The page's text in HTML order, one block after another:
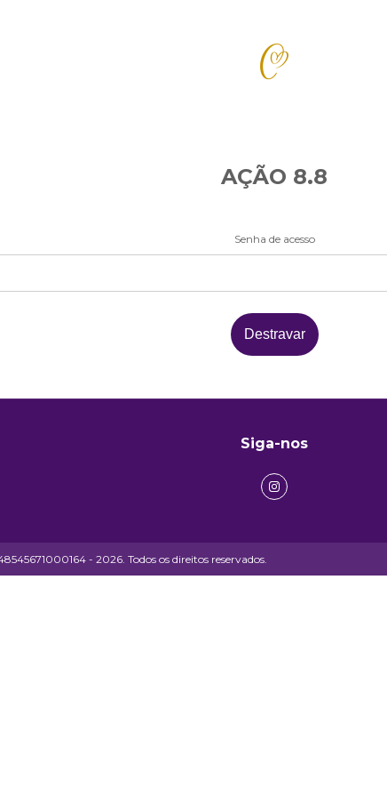
AÇÃO 8.8
Senha de acesso
Destravar
Siga-nos
- 2026. Todos os direitos reservados.